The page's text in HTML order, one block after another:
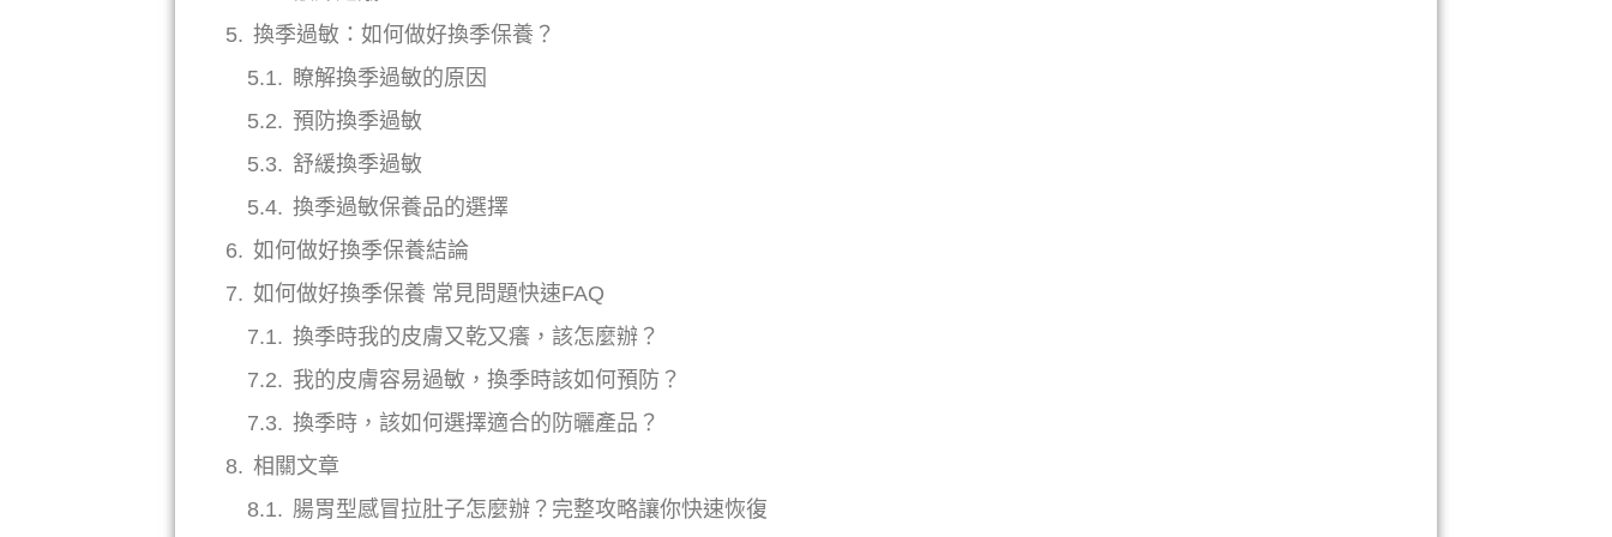
換季過敏：如何做好換季保養？
瞭解換季過敏的原因
預防換季過敏
舒緩換季過敏
換季過敏保養品的選擇
如何做好換季保養結論
如何做好換季保養 常見問題快速FAQ
換季時我的皮膚又乾又癢，該怎麼辦？
我的皮膚容易過敏，換季時該如何預防？
換季時，該如何選擇適合的防曬產品？
相關文章
腸胃型感冒拉肚子怎麼辦？完整攻略讓你快速恢復